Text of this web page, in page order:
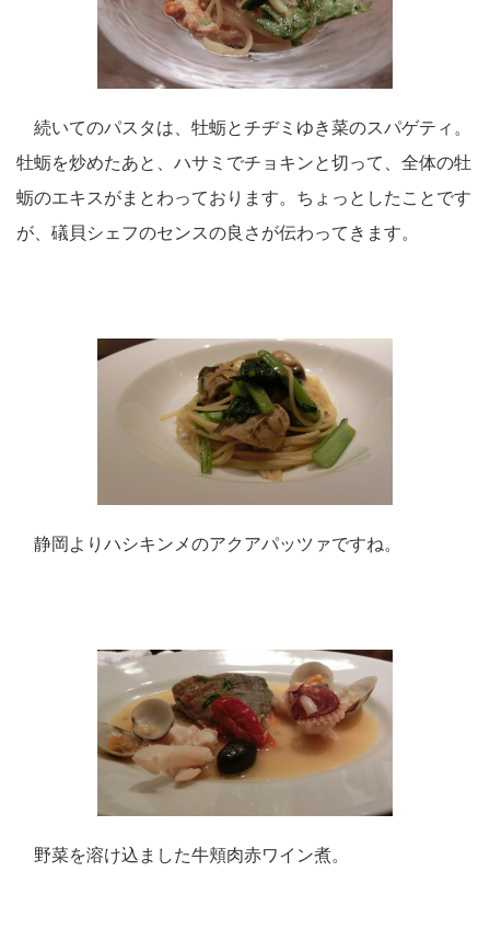
続いてのパスタは、牡蛎とチヂミゆき菜のスパゲティ。
牡蛎を炒めたあと、ハサミでチョキンと切って、全体の牡
蛎のエキスがまとわっております。ちょっとしたことです
が、礒貝シェフのセンスの良さが伝わってきます。
静岡よりハシキンメのアクアパッツァですね。
野菜を溶け込ました牛頬肉赤ワイン煮。